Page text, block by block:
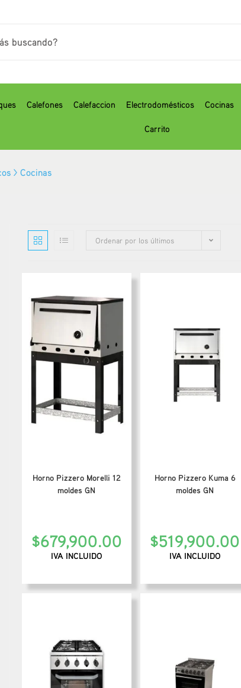
Calefones Calefaccion Electrodomésticos Cocinas
Carrito
>Cocinas
Ordenar por los últimos
Horno Pizzero Morelli 12
moldes GN
$679,900.00
IVA INCLUIDO
Horno Pizzero Kuma 6
moldes GN
$519,900.00
IVA INCLUIDO